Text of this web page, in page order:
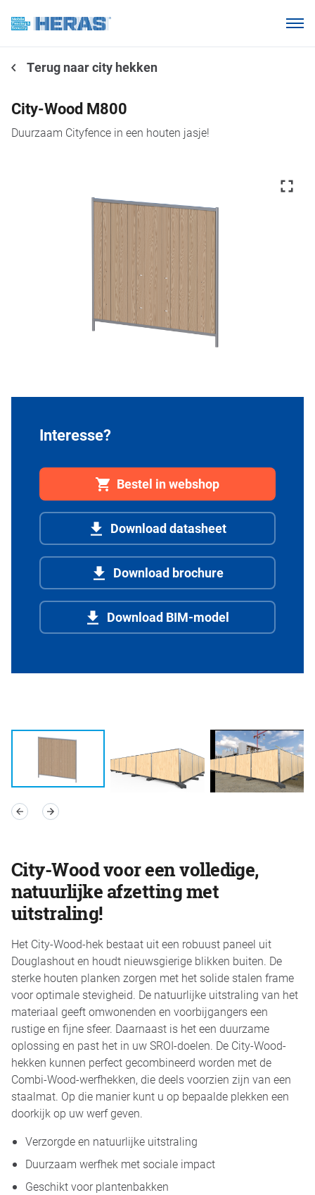
Waarom Heras Mobile?
Producten
Kennisbank
Webshop
Terug naar city hekken
City-Wood M800
Duurzaam Cityfence in een houten jasje!
Interesse?
Bestel in webshop
Download datasheet
Download brochure
Download BIM-model
City-Wood voor een volledige,
natuurlijke afzetting met
uitstraling!
Het City-Wood-hek bestaat uit een robuust paneel uit
Douglashout en houdt nieuwsgierige blikken buiten. De
sterke houten planken zorgen met het solide stalen frame
voor optimale stevigheid. De natuurlijke uitstraling van het
materiaal geeft omwonenden en voorbijgangers een
rustige en fijne sfeer. Daarnaast is het een duurzame
oplossing en past het in uw SROI-doelen. De City-Wood-
hekken kunnen perfect gecombineerd worden met de
Combi-Wood-werfhekken, die deels voorzien zijn van een
staalmat. Op die manier kunt u op bepaalde plekken een
doorkijk op uw werf geven.
Verzorgde en natuurlijke uitstraling
Duurzaam werfhek met sociale impact
Geschikt voor plantenbakken